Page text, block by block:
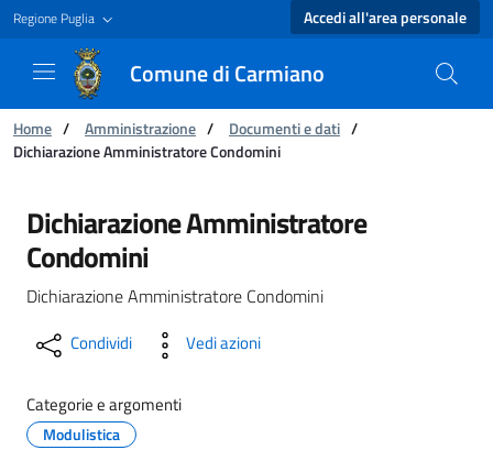
Regione Puglia Accedi all'area personale
Comune di Carmiano
Ti trovi in:
Home / Amministrazione / Documenti e dati /
Dichiarazione Amministratore Condomini
Dichiarazione Amministratore Condomini -
Dichiarazione Amministratore
Condomini
Dichiarazione Amministratore Condomini
Condividi Vedi azioni
Categorie e argomenti
Modulistica